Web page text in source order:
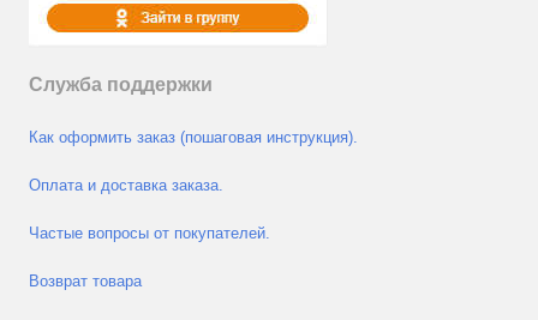
Служба поддержки
Как оформить заказ (пошаговая инструкция).
Оплата и доставка заказа.
Частые вопросы от покупателей.
Возврат товара